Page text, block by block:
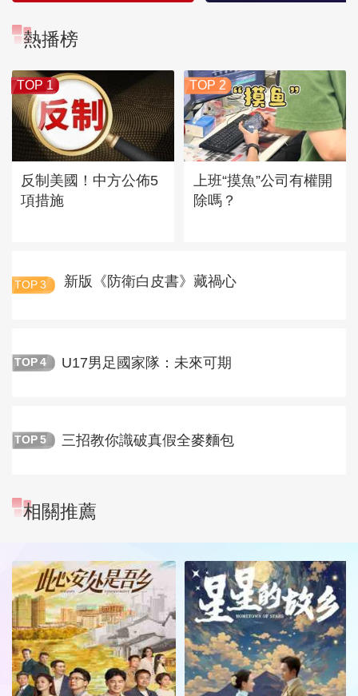
熱播榜
TOP 1
反制美國！中方公佈5
項措施
TOP 2
上班“摸魚”公司有權開
除嗎？
TOP 3 新版《防衛白皮書》藏禍心
TOP 4 U17男足國家隊：未來可期
TOP 5 三招教你識破真假全麥麵包
相關推薦